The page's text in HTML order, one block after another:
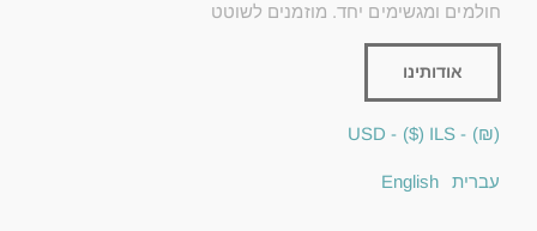
חולמים ומגשימים יחד. מוזמנים לשוטט
אודותינו
(₪) - ILS
($) - USD
עברית English